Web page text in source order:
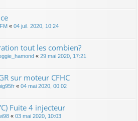
« 04 juil. 2020, 10:24
tout les combien?
« 29 mai 2020, 17:21
sur moteur CFHC
« 04 mai 2020, 00:02
Fuite 4 injecteur
« 03 mai 2020, 10:03